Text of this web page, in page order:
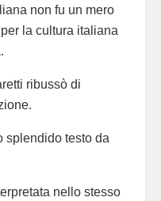
non fu un mero
la cultura italiana
ribussò di
splendido testo da
nello stesso